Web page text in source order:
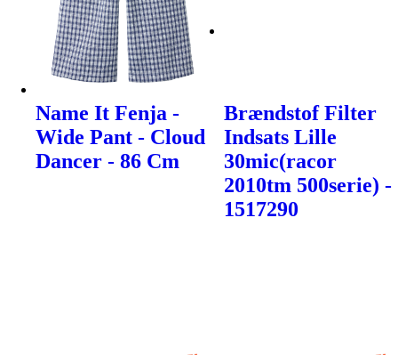
Name It Fenja -
Wide Pant - Cloud
Dancer - 86 Cm
Brændstof Filter
Indsats Lille
30mic(racor
2010tm 500serie) -
1517290